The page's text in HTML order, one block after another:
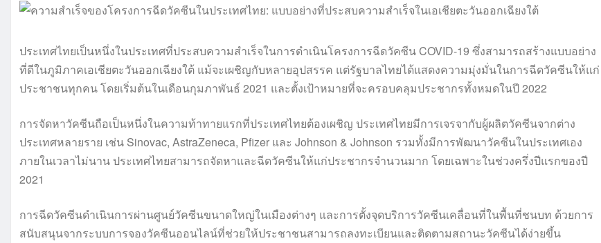
ประเทศไทยเป็นหนึ่งในประเทศที่ประสบความสำเร็จในการดำเนินโครงการฉีดวัคซีน COVID-19 ซึ่งสามารถสร้างแบบอย่าง
ที่ดีในภูมิภาคเอเชียตะวันออกเฉียงใต้ แม้จะเผชิญกับหลายอุปสรรค แต่รัฐบาลไทยได้แสดงความมุ่งมั่นในการฉีดวัคซีนให้แก่
ประชาชนทุกคน โดยเริ่มต้นในเดือนกุมภาพันธ์ 2021 และตั้งเป้าหมายที่จะครอบคลุมประชากรทั้งหมดในปี 2022
การจัดหาวัคซีนถือเป็นหนึ่งในความท้าทายแรกที่ประเทศไทยต้องเผชิญ ประเทศไทยมีการเจรจากับผู้ผลิตวัคซีนจากต่าง
ประเทศหลายราย เช่น Sinovac, AstraZeneca, Pfizer และ Johnson & Johnson รวมทั้งมีการพัฒนาวัคซีนในประเทศเอง
ภายในเวลาไม่นาน ประเทศไทยสามารถจัดหาและฉีดวัคซีนให้แก่ประชากรจำนวนมาก โดยเฉพาะในช่วงครึ่งปีแรกของปี
2021
การฉีดวัคซีนดำเนินการผ่านศูนย์วัคซีนขนาดใหญ่ในเมืองต่างๆ และการตั้งจุดบริการวัคซีนเคลื่อนที่ในพื้นที่ชนบท ด้วยการ
สนับสนุนจากระบบการจองวัคซีนออนไลน์ที่ช่วยให้ประชาชนสามารถลงทะเบียนและติดตามสถานะวัคซีนได้ง่ายขึ้น